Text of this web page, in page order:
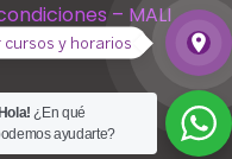
– MALI
virtual
¿En qué
ayudarte?
Ver
place
cursos y horarios